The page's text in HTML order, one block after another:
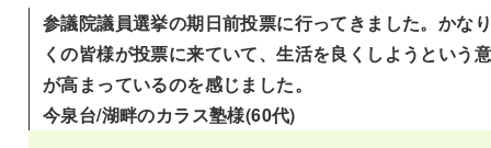
参議院議員選挙の期日前投票に行ってきました。かな
くの皆様が投票に来ていて、生活を良くしようという
が高まっているのを感じました。
今泉台/湖畔のカラス塾様(60代)